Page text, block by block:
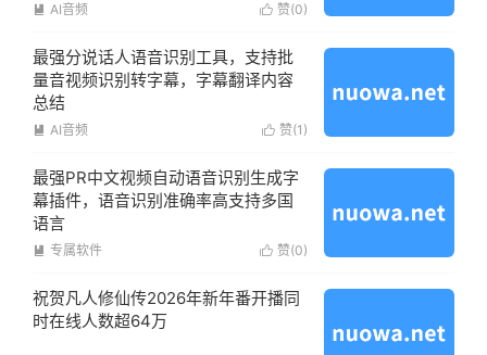
 赞(0)
 AI音频
最强分说话人语音识别工具，支持批
量音视频识别转字幕，字幕翻译内容
总结
 赞(1 )
 AI音频
最强PR中文视频自动语音识别生成字
幕插件，语音识别准确率高支持多国
语言
 赞(0)
 专属软件
祝贺凡人修仙传2026年新年番开播同
时在线人数超64万